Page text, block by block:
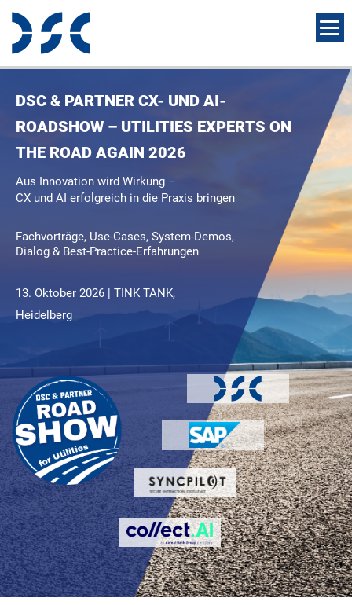
Fachvorträge, Use-Cases, System-Demos,
Dialog & Best-Practice-Erfahrungen
DSC & PARTNER CX- UND AI-
ROADSHOW – UTILITIES EXPERTS ON
THE ROAD AGAIN 2026​
Aus Innovation wird Wirkung –
CX und AI erfolgreich in die Praxis bringen​
13. Oktober 2026 | TINK TANK,
Heidelberg